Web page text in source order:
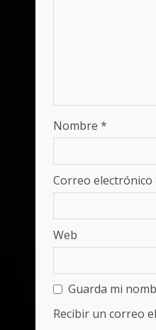
Nombre *
Correo electrónico
Web
Guarda mi
Recibir un correo